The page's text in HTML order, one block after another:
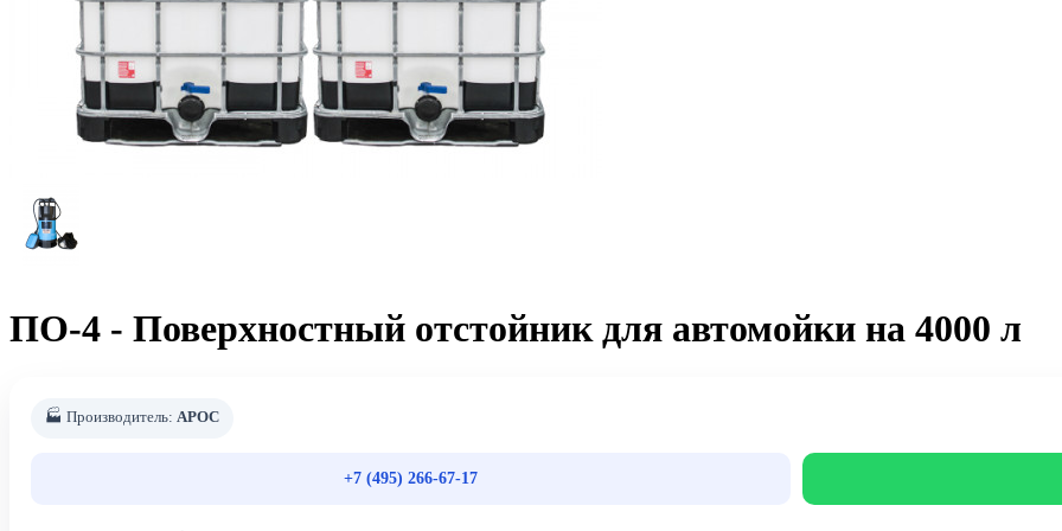
ПО-4 - Поверхностный отстойник для автомойки на 4000 л
🏭 Производитель: АРОС
+7 (495) 266-67-17